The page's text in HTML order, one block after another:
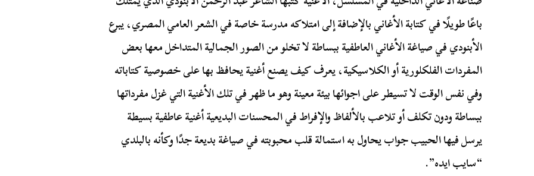
باعًا طويلًا في كتابة الأغاني بالإضافة إلى امتلاكه مدرسة خاصة في الشعر العامي المصري، يبرع
الأبنودي في صياغة الأغاني العاطفية ببساطة لا تخلو من الصور الجمالية المتداخل معها بعض
المفردات الفلكلورية أو الكلاسيكية، يعرف كيف يصنع أغنية يحافظ بها على خصوصية كتاباته
وفي نفس الوقت لا تسيطر على اجوائها بيئة معينة وهو ما ظهر في تلك الأغنية التي غزل مفرداتها
ببساطة ودون تكلف أو تلاعب بالألفاظ والإفراط في المحسنات البديعية أغنية عاطفية بسيطة
يرسل فيها الحبيب جواب يحاول به استمالة قلب محبوبته في صياغة بديعة جدًا وكأنه بالبلدي
“سايب ايده”.